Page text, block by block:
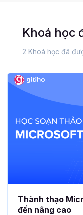
Khoá học
2 Khoá học đã
Thành thạo
đến nâng cao